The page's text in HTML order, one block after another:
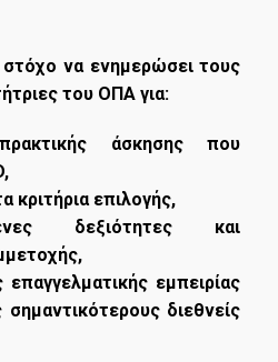
Fees
να ενημερώσει τους
του ΟΠΑ για:
άσκησης που
κριτήρια επιλογής,
δεξιότητες και
εμπειρίας
διεθνείς